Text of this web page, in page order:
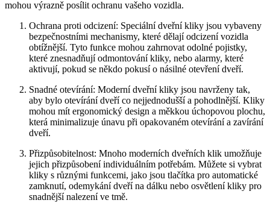
mohou výrazně posílit ochranu vašeho vozidla.
Ochrana proti odcizení: Speciální dveřní ‍kliky jsou vybaveny
bezpečnostními mechanismy, ⁢které dělají odcizení vozidla
obtížnější. Tyto funkce mohou zahrnovat odolné pojistky,
které znesnadňují odmontování kliky, nebo alarmy, které
aktivují, pokud se někdo pokusí o násilné otevření dveří.
Snadné otevírání: Moderní dveřní kliky jsou navrženy tak,
aby bylo otevírání dveří co nejjednodušší a pohodlnější. Kliky
mohou mít ergonomický ⁢design a‍ měkkou úchopovou plochu,⁢
která ⁤minimalizuje únavu při opakovaném otevírání a zavírání​
dveří.
Přizpůsobitelnost: Mnoho moderních ⁣dveřních klik umožňuje
jejich přizpůsobení individuálním potřebám. Můžete si vybrat
kliky s různými funkcemi, jako jsou tlačítka pro automatické
zamknutí, odemykání dveří na dálku nebo osvětlení kliky pro
snadnější nalezení ve tmě.